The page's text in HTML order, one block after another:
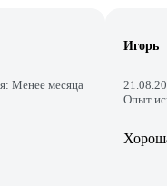
Менее месяца
Игорь
Опыт